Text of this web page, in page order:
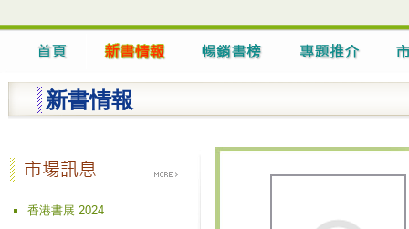
新書情報
香港書展 2024